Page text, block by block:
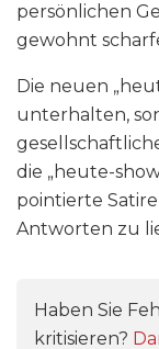
persönlichen
gewohnt
Die neuen
unterhalten,
die „heute-
pointierte
Antworten zu
Haben Sie
kritisieren?